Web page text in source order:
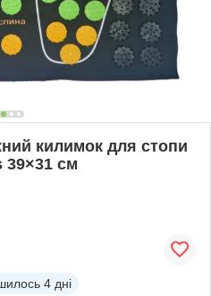
килимок для стопи
39×31 см
4 дні